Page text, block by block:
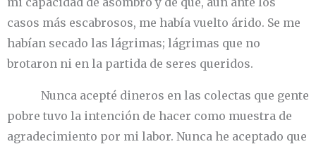
casos más escabrosos, me había vuelto árido. Se me
habían secado las lágrimas; lágrimas que no
brotaron ni en la partida de seres queridos.
Nunca acepté dineros en las colectas que gente
pobre tuvo la intención de hacer como muestra de
agradecimiento por mi labor. Nunca he aceptado que